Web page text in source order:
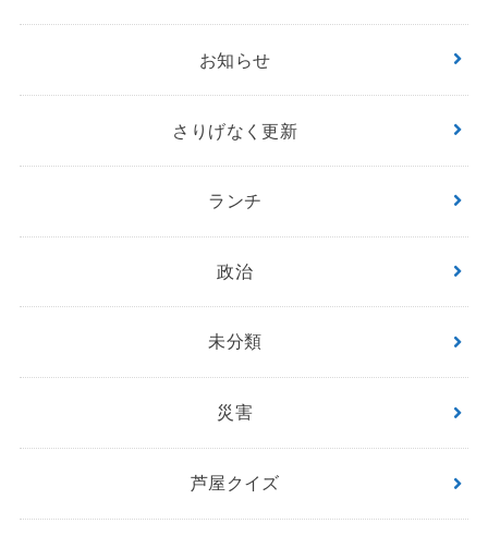
お知らせ
さりげなく更新
ランチ
政治
未分類
災害
芦屋クイズ